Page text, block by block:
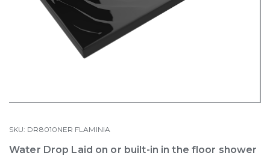
SKU: DR8010NER FLAMINIA
Water Drop Laid on or built-in in the floor shower